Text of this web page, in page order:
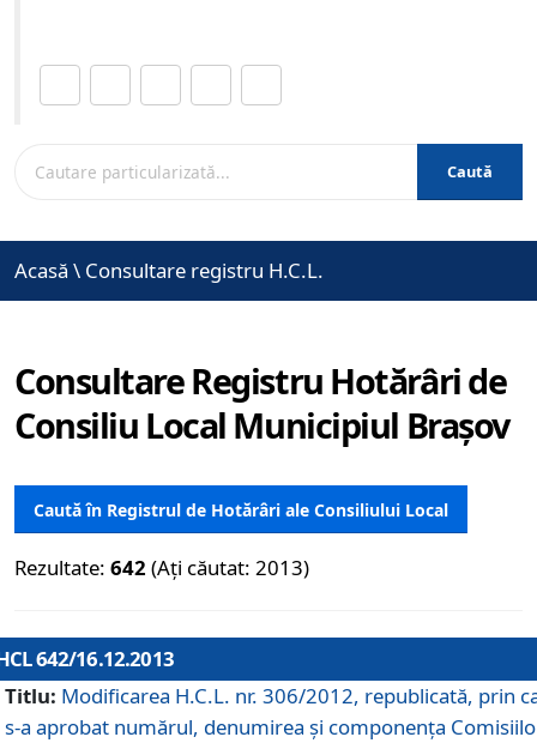
Caută
Acasă \ Consultare registru H.C.L.
Consultare Registru Hotărâri de
Consiliu Local Municipiul Brașov
Caută în Registrul de Hotărâri ale Consiliului Local
Rezultate: 642 (Ați căutat: 2013)
642/16.12.2013
Titlu: Modificarea H.C.L. nr. 306/2012, republicată, prin
s-a aprobat numărul, denumirea şi componenţa